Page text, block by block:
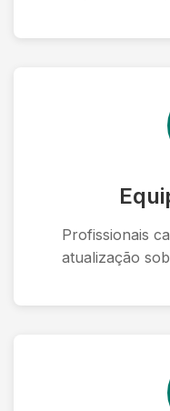
Profissionais
atualização